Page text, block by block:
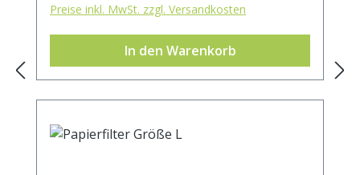
Preise inkl. MwSt. zzgl. Versandkosten
In den Warenkorb